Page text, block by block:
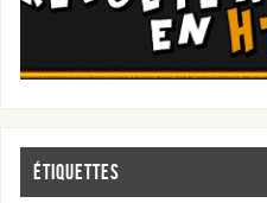
Étiquettes